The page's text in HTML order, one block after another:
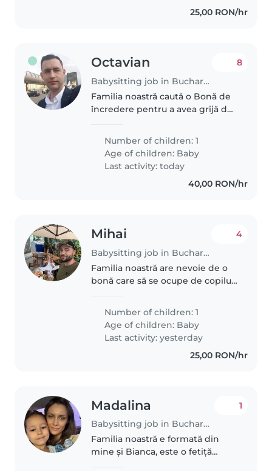
25,00 RON/hr
Octavian
Babysitting job in Bucharest
8
Familia noastră caută o Bonă de
încredere pentru a avea grijă de
cineva care vorbește românește
și se simte bine în prezența unei
pisici persane. Vă rugăm..
Number of children: 1
Age of children: Baby
Last activity: today
40,00 RON/hr
Mihai
Babysitting job in Bucharest
4
Familia noastră are nevoie de o
bonă care să se ocupe de copilul
confortabilă cu animalele de
companie. De asemenea..
Number of children: 1
Age of children: Baby
Last activity: yesterday
25,00 RON/hr
Madalina
Babysitting job in Bucharest
1
Familia noastră e formată din
mine și Bianca, este o fetiță